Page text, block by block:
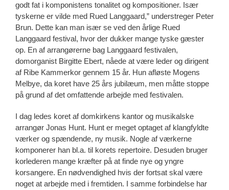
godt fat i komponistens tonalitet og kompositioner. Især
tyskerne er vilde med Rued Langgaard,” understreger Peter
Brun. Dette kan man især se ved den årlige Rued
Langgaard festival, hvor der dukker mange tyske gæster
op. En af arrangørerne bag Langgaard festivalen,
domorganist Birgitte Ebert, nåede at være leder og dirigent
af Ribe Kammerkor gennem 15 år. Hun afløste Mogens
Melbye, da koret have 25 års jubilæum, men måtte stoppe
på grund af det omfattende arbejde med festivalen.
I dag ledes koret af domkirkens kantor og musikalske
arrangør Jonas Hunt. Hunt er meget optaget af klangfyldte
værker og spændende, ny musik. Nogle af værkerne
komponerer han bl.a. til korets repertoire. Desuden bruger
korlederen mange kræfter på at finde nye og yngre
korsangere. En nødvendighed hvis der fortsat skal være
noget at arbejde med i fremtiden. I samme forbindelse har